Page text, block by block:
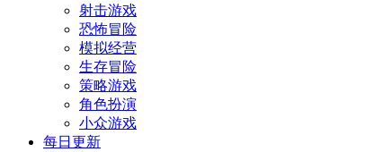
射击游戏
恐怖冒险
模拟经营
生存冒险
策略游戏
角色扮演
小众游戏
每日更新